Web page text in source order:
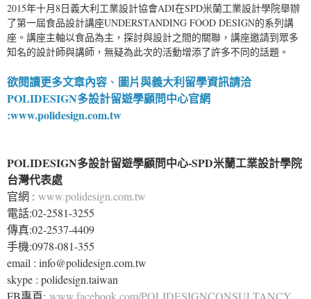
2015年十月8日義大利工業設計協會ADI在SPD米蘭工業設計學院舉辦
了第一屆食品設計講座UNDERSTANDING FOOD DESIGN的系列講
座。講座主軸以食品為主，探討與設計之間的關聯，講座邀請到眾多
知名的設計師與講師，無疑為此次的活動增添了許多不同的話題。
欲閱讀更多文章內容 、 圖片與義大利留學資訊請洽
POLIDESIGN多設計留遊學顧問中心官網
:www.polidesign.com.tw
POLIDESIGN多設計留遊學顧問中心-SPD米蘭工業設計學院
台灣代表處
官網 : www.polidesign.com.tw
電話:02-2581-3255
傳真:02-2537-4409
手機:0978-081-355
email : info@polidesign.com.tw
skype : polidesign.taiwan
FB專頁: www.facebook.com/POLIDESIGNCONSULTANCY